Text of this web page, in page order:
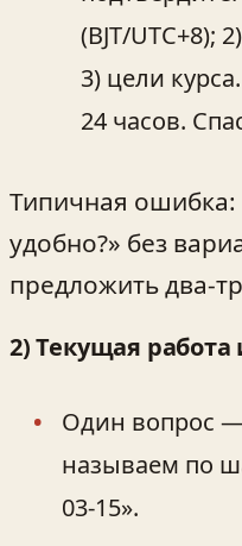
(BJT/UTC+8);
3) цели
24 часов.
Типичная ошибка:
удобно?» без
предложить два-
2) Текущая
Один вопрос
называем по
03-15».